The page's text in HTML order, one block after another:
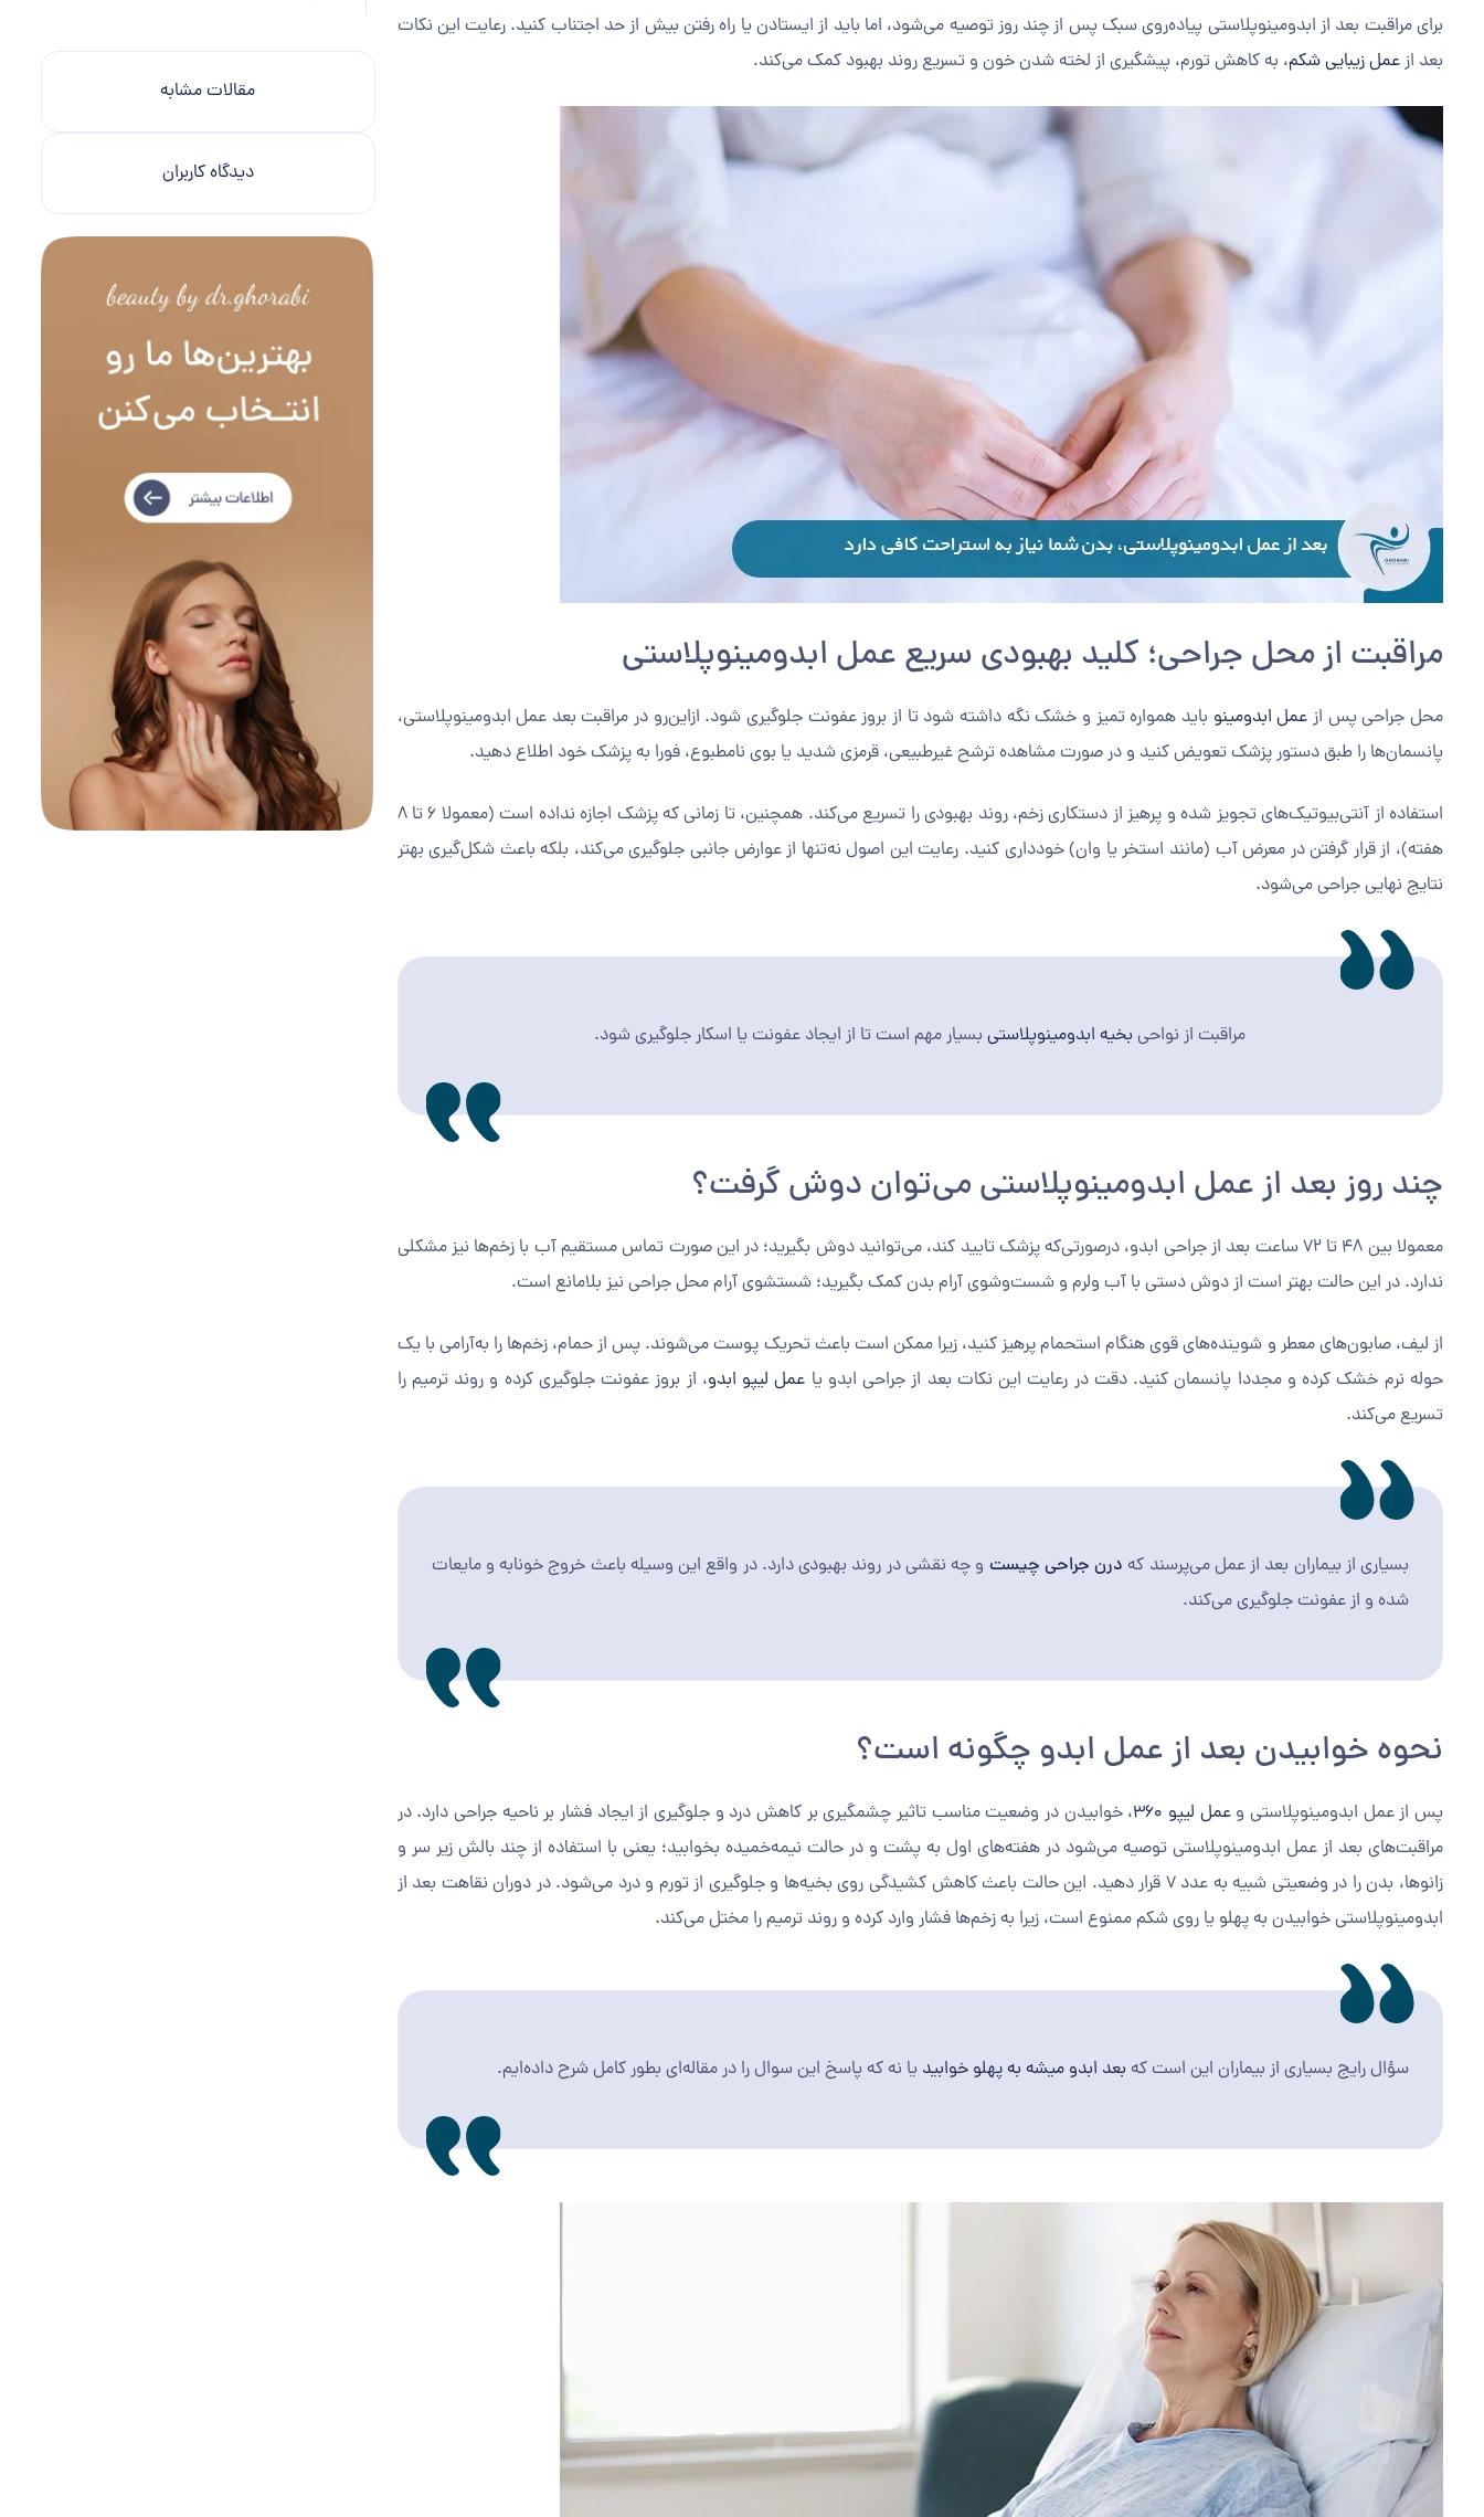
برای مراقبت بعد از ابدومینوپلاستی پیاده‌روی سبک پس از چند روز توصیه می‌شود، اما باید از ایستادن یا راه رفتن بیش از حد اجتناب کنید. رعایت این نکات
بعد ازعمل زیبایی شکم، به کاهش تورم، پیشگیری از لخته شدن خون و تسریع روند بهبود کمک می‌کند.
مراقبت از محل جراحی؛ کلید بهبودی سریع عمل ابدومینوپلاستی
محل جراحی پس از عمل ابدومینو باید همواره تمیز و خشک نگه داشته شود تا از بروز عفونت جلوگیری شود. از‌این‌رو در مراقبت بعد عمل ابدومینوپلاستی،
پانسمان‌ها را طبق دستور پزشک تعویض کنید و در صورت مشاهده ترشح غیرطبیعی، قرمزی شدید یا بوی نامطبوع، فورا به پزشک خود اطلاع دهید.
استفاده از آنتی‌بیوتیک‌های تجویز شده و پرهیز از دستکاری زخم، روند بهبودی را تسریع می‌کند. همچنین، تا زمانی که پزشک اجازه نداده است (معمولا ۶ تا ۸
هفته)، از قرار گرفتن در معرض آب (مانند استخر یا وان) خودداری کنید. رعایت این اصول نه‌تنها از عوارض جانبی جلوگیری می‌کند، بلکه باعث شکل‌گیری بهتر
نتایج نهایی جراحی می‌شود.
مراقبت از نواحی بخیه ابدومینوپلاستیبسیار مهم است تا از ایجاد عفونت یا اسکار جلوگیری شود.
چند روز بعد از عمل ابدومینوپلاستی می‌توان دوش گرفت؟
معمولا بین ۴۸ تا ۷۲ ساعت بعد از جراحی ابدو، در‌صورتی‌که پزشک تایید کند، می‌توانید دوش بگیرید؛ در این صورت تماس مستقیم آب با زخم‌ها نیز مشکلی
ندارد. در این حالت بهتر است از دوش دستی با آب ولرم و شست‌وشوی آرام بدن کمک بگیرید؛ شستشوی آرام محل جراحی نیز بلامانع است.
از لیف، صابون‌های معطر و شوینده‌های قوی هنگام استحمام پرهیز کنید، زیرا ممکن است باعث تحریک پوست می‌شوند. پس از حمام، زخم‌ها را به‌آرامی با یک
حوله نرم خشک کرده و مجددا پانسمان کنید. دقت در رعایت این نکات بعد از جراحی ابدو یا عمل لیپو ابدو، از بروز عفونت جلوگیری کرده و روند ترمیم را
تسریع می‌کند.
بسیاری از بیماران بعد از عمل می‌پرسند که درن جراحی چیست و چه نقشی در روند بهبودی دارد. در واقع این وسیله باعث خروج خونابه و مایعات
شده و از عفونت جلوگیری می‌کند.
نحوه خوابیدن بعد از عمل ابدو چگونه است؟
پس از عمل ابدومینوپلاستی وعمل لیپو ۳۶۰
، خوابیدن در وضعیت مناسب تاثیر چشمگیری بر کاهش درد و جلوگیری از ایجاد فشار بر ناحیه جراحی دارد. در
مراقبت‌های بعد از عمل ابدومینوپلاستی توصیه می‌شود در هفته‌های اول به پشت و در حالت نیمه‌خمیده بخوابید؛ یعنی با استفاده از چند بالش زیر سر و
زانوها، بدن را در وضعیتی شبیه به عدد ۷ قرار دهید. این حالت باعث کاهش کشیدگی روی بخیه‌ها و جلوگیری از تورم و درد می‌شود. در دوران نقاهت بعد از
ابدومینوپلاستی خوابیدن به پهلو یا روی شکم ممنوع است، زیرا به زخم‌ها فشار وارد کرده و روند ترمیم را مختل می‌کند.
سؤال رایج بسیاری از بیماران این است که بعد ابدو میشه به پهلو خوابید یا نه که پاسخ این سوال را در مقاله‌ای بطور کامل شرح داده‌ایم.
مقالات مشابه
دیدگاه کاربران